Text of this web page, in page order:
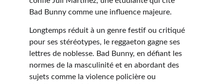
Bad Bunny comme une influence majeure.
Longtemps réduit à un genre festif ou critiqué
pour ses stéréotypes, le reggaeton gagne ses
lettres de noblesse. Bad Bunny, en défiant les
normes de la masculinité et en abordant des
sujets comme la violence policière ou